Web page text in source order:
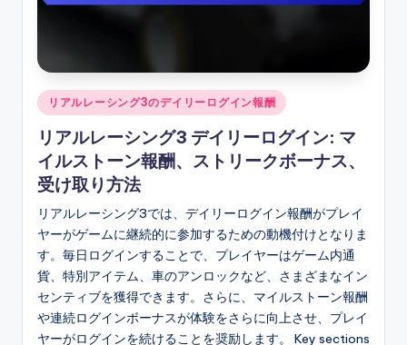
Posted
リアルレーシング3のデイリーログイン報酬
リアルレーシング3 デイリーログイン: マ
イルストーン報酬、ストリークボーナス、
受け取り方法
リアルレーシング3では、デイリーログイン報酬がプレイ
ヤーがゲームに継続的に参加するための動機付けとなりま
す。毎日ログインすることで、プレイヤーはゲーム内通
貨、特別アイテム、車のアンロックなど、さまざまなイン
センティブを獲得できます。さらに、マイルストーン報酬
や連続ログインボーナスが体験をさらに向上させ、プレイ
ヤーがログインを続けることを奨励します。 Key sections